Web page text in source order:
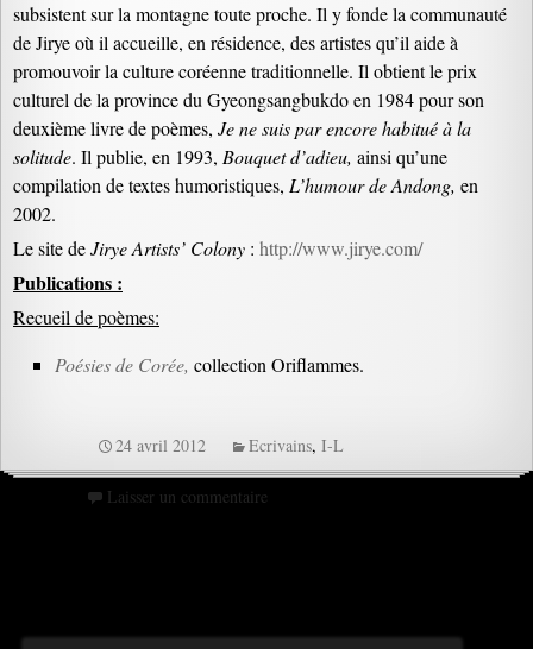
subsistent sur la montagne toute proche. Il y fonde la communauté
de Jirye où il accueille, en résidence, des artistes qu’il aide à
promouvoir la culture coréenne traditionnelle. Il obtient le prix
culturel de la province du Gyeongsangbukdo en 1984 pour son
deuxième livre de poèmes, Je ne suis par encore habitué à la
solitude. Il publie, en 1993, Bouquet d’adieu, ainsi qu’une
compilation de textes humoristiques, L’humour de Andong, en
2002.
Le site deJirye Artists’ Colony : http://www.jirye.com/
Publications :
Recueil de poèmes:
Poésies de Corée, collection Oriflammes.
24 avril 2012 Ecrivains,I-L
Laisser un commentaire